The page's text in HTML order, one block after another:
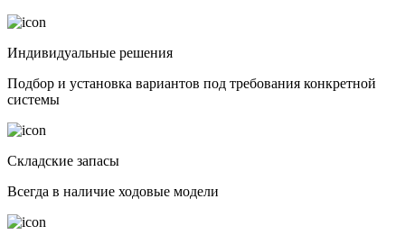
Индивидуальные решения
Подбор и установка вариантов под требования конкретной
системы
Складские запасы
Всегда в наличие ходовые модели